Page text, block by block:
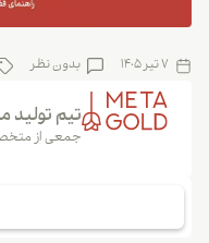
7 تیر 1405 بدون نظر
تیم تولید
جمعی از